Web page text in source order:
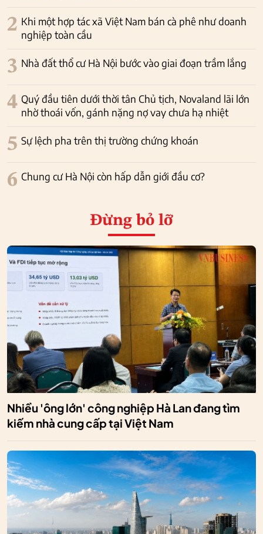
2 Khi một hợp tác xã Việt Nam bán cà phê như doanh
nghiệp toàn cầu
3 Nhà đất thổ cư Hà Nội bước vào giai đoạn trầm lắng
4 Quý đầu tiên dưới thời tân Chủ tịch, Novaland lãi lớn
nhờ thoái vốn, gánh nặng nợ vay chưa hạ nhiệt
5 Sự lệch pha trên thị trường chứng khoán
6 Chung cư Hà Nội còn hấp dẫn giới đầu cơ?
Đừng bỏ lỡ
Nhiều 'ông lớn' công nghiệp Hà Lan đang tìm
kiếm nhà cung cấp tại Việt Nam